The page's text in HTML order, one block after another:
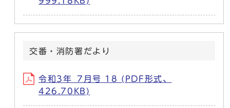
交番・消防署だより
令和3年_7月号 18 (PDF形式、
426.70KB)